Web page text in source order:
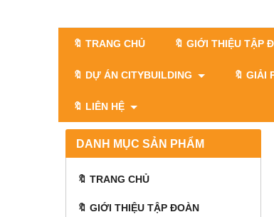
🔖 TRANG CHỦ 🔖 GIỚI THIỆU TẬP
🔖 DỰ ÁN CITYBUILDING 🔖 GIẢI
🔖 LIÊN HỆ
DANH MỤC SẢN PHẨM
🔖 TRANG CHỦ
🔖 GIỚI THIỆU TẬP ĐOÀN